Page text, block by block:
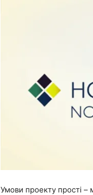
Умови проекту прості